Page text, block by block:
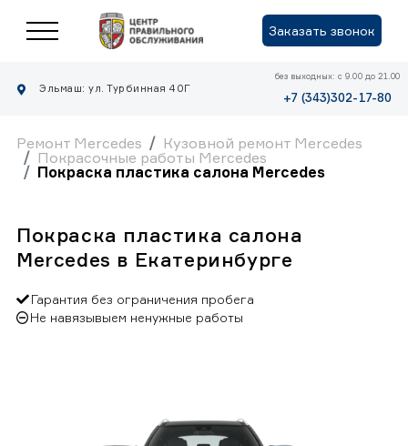
Заказать звонок
Эльмаш: ул. Турбинная 40Г
без выходных: с 9.00 до 21.00
+7 (343)302-17-80
Ремонт Mercedes
Кузовной ремонт Mercedes
Покрасочные работы Mercedes
Покраска пластика салона Mercedes
Покраска пластика салона
Mercedes в Екатеринбурге
Гарантия без ограничения пробега
Не навязывыем ненужные работы